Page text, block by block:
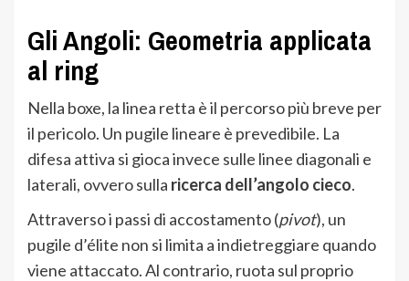
Gli Angoli: Geometria applicata
al ring
Nella boxe, la linea retta è il percorso più breve per
il pericolo. Un pugile lineare è prevedibile. La
difesa attiva si gioca invece sulle linee diagonali e
laterali, ovvero sulla ricerca dell’angolo cieco.
Attraverso i passi di accostamento (pivot), un
pugile d’élite non si limita a indietreggiare quando
viene attaccato. Al contrario, ruota sul proprio